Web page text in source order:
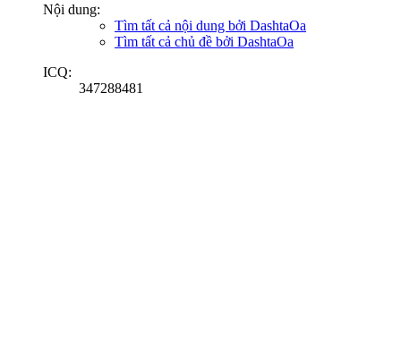
Nội dung:
Tìm tất cả nội dung bởi DashtaOa
Tìm tất cả chủ đề bởi DashtaOa
ICQ:
347288481